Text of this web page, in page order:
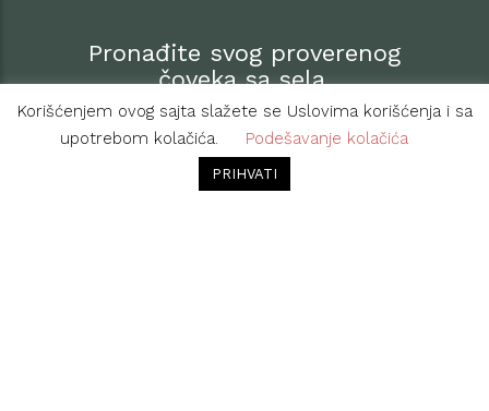
Pronađite svog proverenog
čoveka sa sela.
Korišćenjem ovog sajta slažete se Uslovima korišćenja i sa
upotrebom kolačića.
Podešavanje kolačića
PRIHVATI